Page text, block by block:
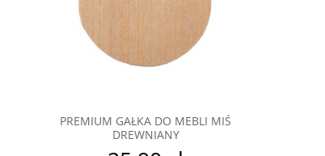
PREMIUM GAŁKA DO MEBLI MIŚ
DREWNIANY